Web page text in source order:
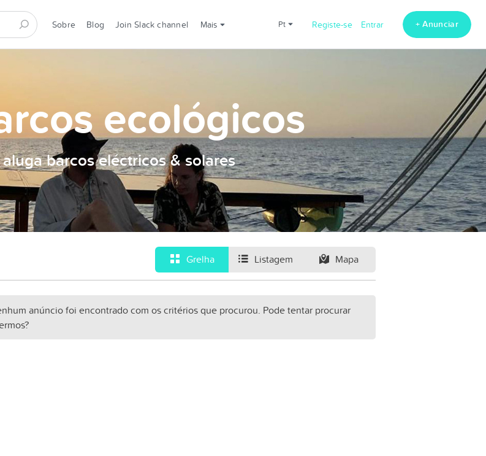
Sobre Blog Join Slack channel Mais pt Registe-se Entrar + Anunciar
ecológicos
barcos eléctricos & solares
Grelha Listagem Mapa
anúncio foi encontrado com os critérios que procurou. Pode tentar procurar